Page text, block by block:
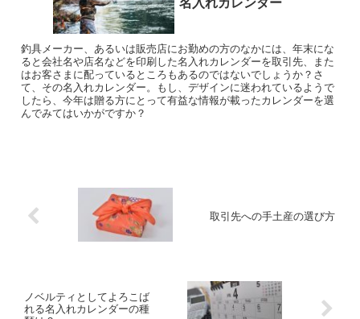
名入れカレンダー
釣具メーカー、あるいは販売店にお勤めの方のなかには、年末にな
ると会社名や店名などを印刷した名入れカレンダーを取引先、また
はお客さまに配っているところもあるのではないでしょうか？さ
て、その名入れカレンダー。もし、デザインに迷われているようで
したら、今年は贈る方にとって有益な情報が載ったカレンダーを選
んでみてはいかがですか？
取引先への手土産の選び方
ノベルティとしてよろこば
れる名入れカレンダーの種